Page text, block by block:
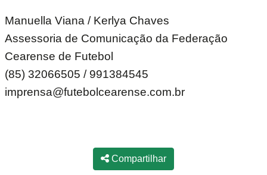
Manuella Viana / Kerlya Chaves
Assessoria de Comunicação da Federação
Cearense de Futebol
(85) 32066505 / 991384545
imprensa@futebolcearense.com.br
Compartilhar